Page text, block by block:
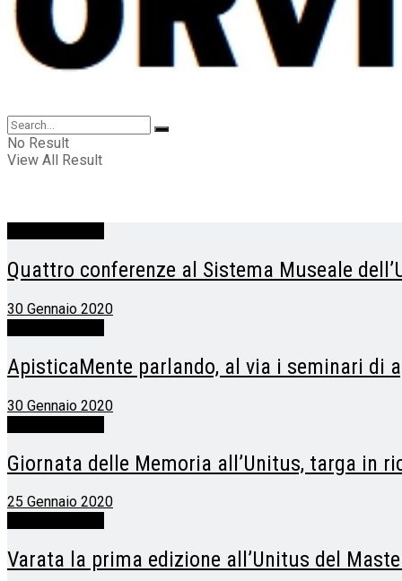
No Result
View All Result
Quattro conferenze al Sistema Museale
30 Gennaio 2020
ApisticaMente parlando, al via i seminari di
30 Gennaio 2020
Giornata delle Memoria all’Unitus, targa in
25 Gennaio 2020
Varata la prima edizione all’Unitus del